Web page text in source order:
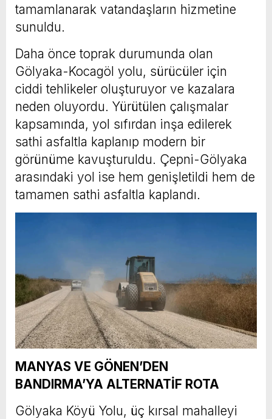
tamamlanarak vatandaşların hizmetine
sunuldu.
Daha önce toprak durumunda olan
Gölyaka-Kocagöl yolu, sürücüler için
ciddi tehlikeler oluşturuyor ve kazalara
neden oluyordu. Yürütülen çalışmalar
kapsamında, yol sıfırdan inşa edilerek
sathi asfaltla kaplanıp modern bir
görünüme kavuşturuldu. Çepni-Gölyaka
arasındaki yol ise hem genişletildi hem de
tamamen sathi asfaltla kaplandı.
MANYAS VE GÖNEN’DEN
BANDIRMA’YA ALTERNATİF ROTA
Gölyaka Köyü Yolu, üç kırsal mahalleyi